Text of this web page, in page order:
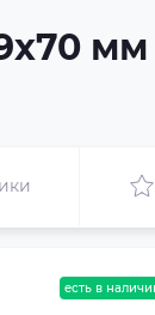
есть в